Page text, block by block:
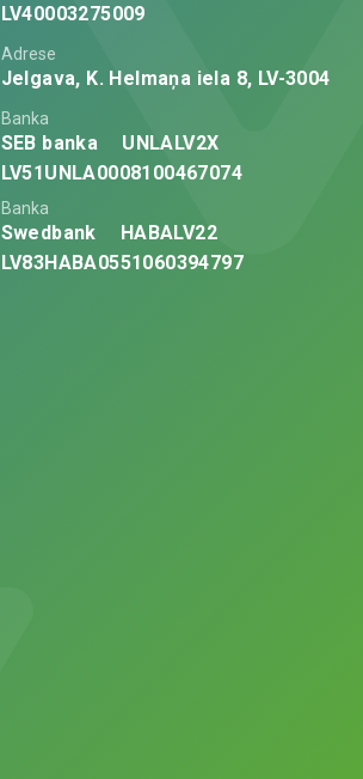
LV40003275009
Adrese
Jelgava, K. Helmaņa iela 8, LV-3004
Banka
SEB banka
UNLALV2X
LV51UNLA0008100467074
Banka
Swedbank
HABALV22
LV83HABA0551060394797